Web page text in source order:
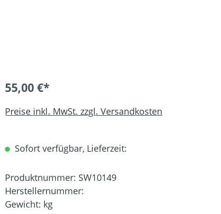
55,00 €*
Preise inkl. MwSt. zzgl. Versandkosten
Sofort verfügbar, Lieferzeit:
Produktnummer: SW10149
Herstellernummer:
Gewicht: kg